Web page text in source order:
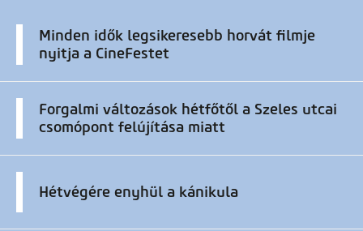
Minden idők legsikeresebb horvát filmje
nyitja a CineFestet
Forgalmi változások hétfőtől a Szeles utcai
csomópont felújítása miatt
Hétvégére enyhül a kánikula